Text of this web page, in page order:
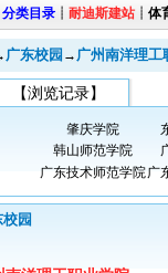
分类目录 ┊ 耐迪斯建站 ┊ 体
广东校园 → 广州南洋理工
【浏览记录】
肇庆学院
韩山师范学院
广东技术师范学院广
园